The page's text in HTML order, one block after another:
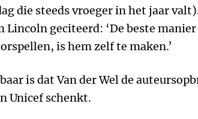
die steeds vroeger in het jaar
Lincoln geciteerd: ‘De beste manier
is hem zelf te maken.’
is dat Van der Wel de
Unicef schenkt.